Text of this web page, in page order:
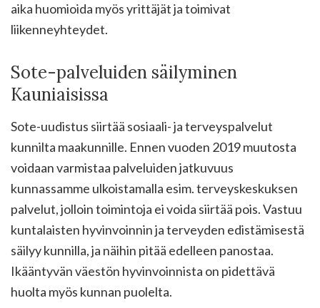
aika huomioida myös yrittäjät ja toimivat
liikenneyhteydet.
Sote-palveluiden säilyminen
Kauniaisissa
Sote-uudistus siirtää sosiaali- ja terveyspalvelut
kunnilta maakunnille. Ennen vuoden 2019 muutosta
voidaan varmistaa palveluiden jatkuvuus
kunnassamme ulkoistamalla esim. terveyskeskuksen
palvelut, jolloin toimintoja ei voida siirtää pois. Vastuu
kuntalaisten hyvinvoinnin ja terveyden edistämisestä
säilyy kunnilla, ja näihin pitää edelleen panostaa.
Ikääntyvän väestön hyvinvoinnista on pidettävä
huolta myös kunnan puolelta.